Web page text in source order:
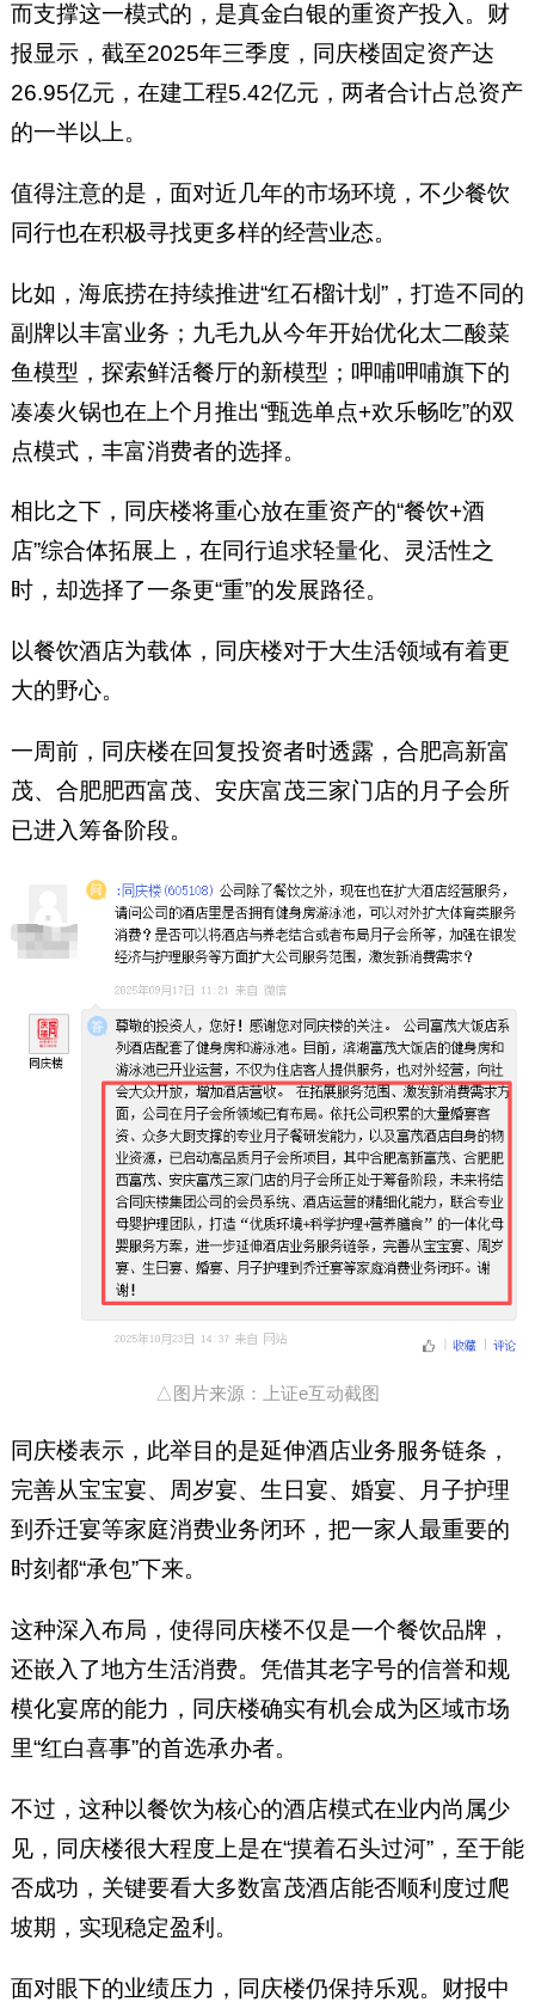
而支撑这一模式的，是真金白银的重资产投入。财
报显示，截至2025年三季度，同庆楼固定资产达
26.95亿元，在建工程5.42亿元，两者合计占总资产
的一半以上。
值得注意的是，面对近几年的市场环境，不少餐饮
同行也在积极寻找更多样的经营业态。
比如，海底捞在持续推进“红石榴计划”，打造不同的
副牌以丰富业务；九毛九从今年开始优化太二酸菜
鱼模型，探索鲜活餐厅的新模型；呷哺呷哺旗下的
凑凑火锅也在上个月推出“甄选单点+欢乐畅吃”的双
点模式，丰富消费者的选择。
相比之下，同庆楼将重心放在重资产的“餐饮+酒
店”综合体拓展上，在同行追求轻量化、灵活性之
时，却选择了一条更“重”的发展路径。
以餐饮酒店为载体，同庆楼对于大生活领域有着更
大的野心。
一周前，同庆楼在回复投资者时透露，合肥高新富
茂、合肥肥西富茂、安庆富茂三家门店的月子会所
已进入筹备阶段。
△图片来源：上证e互动截图
同庆楼表示，此举目的是延伸酒店业务服务链条，
完善从宝宝宴、周岁宴、生日宴、婚宴、月子护理
到乔迁宴等家庭消费业务闭环，把一家人最重要的
时刻都“承包”下来。
这种深入布局，使得同庆楼不仅是一个餐饮品牌，
还嵌入了地方生活消费。凭借其老字号的信誉和规
模化宴席的能力，同庆楼确实有机会成为区域市场
里“红白喜事”的首选承办者。
不过，这种以餐饮为核心的酒店模式在业内尚属少
见，同庆楼很大程度上是在“摸着石头过河”，至于能
否成功，关键要看大多数富茂酒店能否顺利度过爬
坡期，实现稳定盈利。
面对眼下的业绩压力，同庆楼仍保持乐观。财报中